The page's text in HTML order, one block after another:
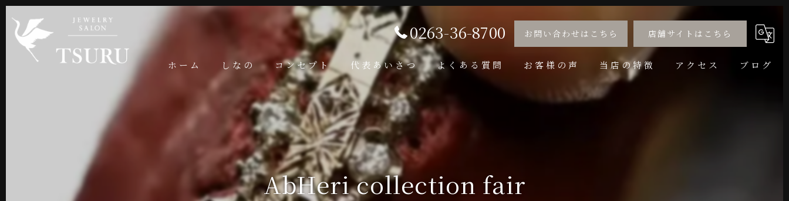
0263-36-8700 お問い合わせはこちら 店舗サイトはこちら
ホーム しなの コンセプト 代表あいさつ よくある質問 お客様の声 当店の特徴 アクセス ブログ
AbHeri collection fair